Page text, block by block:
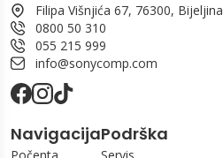
Filipa Višnjića 67, 76300, Bijeljina
0800 50 310
055 215 999
info@sonycomp.com
Navigacija
Počenta
Podrška
Servis